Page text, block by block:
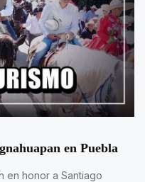
en Puebla
en honor a Santiago